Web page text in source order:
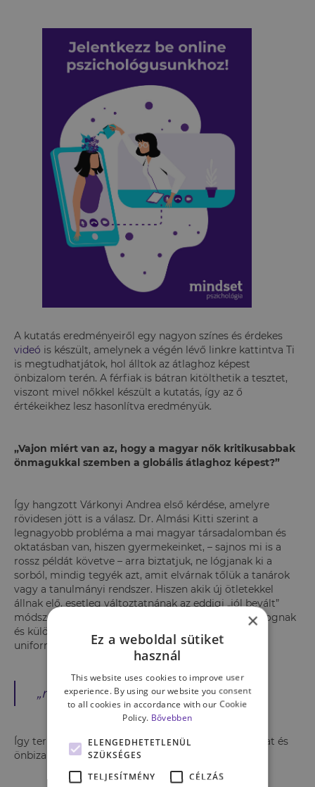
A kutatás eredményeiről egy nagyon színes és érdekes
videó is készült, amelynek a végén lévő linkre kattintva Ti
is megtudhatjátok, hol álltok az átlaghoz képest
önbizalom terén. A férfiak is bátran kitölthetik a tesztet,
viszont mivel nőkkel készült a kutatás, így az ő
értékeikhez lesz hasonlítva eredményük.
„Vajon miért van az, hogy a magyar nők kritikusabbak
önmagukkal szemben a globális átlaghoz képest?”
Így hangzott Várkonyi Andrea első kérdése, amelyre
rövidesen jött is a válasz. Dr. Almási Kitti szerint a
legnagyobb probléma a mai magyar társadalomban és
oktatásban van, hiszen gyermekeinket, – sajnos mi is a
rossz példát követve – arra biztatjuk, ne lógjanak ki a
sorból, mindig tegyék azt, amit elvárnak tőlük a tanárok
vagy a tanulmányi rendszer. Hiszen akik új ötletekkel
állnak elő, esetleg változtatnának az eddigi „jól bevált”
módszereken, arra mindig csak kerek szemmel pislognak
és különcnek tartják. Azt várják el tőlünk, hogy
uniformizálódjunk,
„ne egyénieskedjünk”.
Így természetesen nehéz megtalálnunk önmagunkat és
önbizalmunkat.
×
Ez a weboldal sütiket
használ
This website uses cookies to improve user
experience. By using our website you consent
to all cookies in accordance with our Cookie
Policy. Bővebben
ELENGEDHETETLENÜL
SZÜKSÉGES
TELJESÍTMÉNY
CÉLZÁS